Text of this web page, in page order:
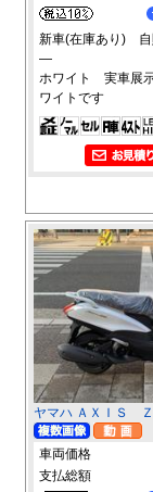
新車(在庫あり) 自
―
ホワイト 実車展
ワイトです
ヤマハ ＡＸＩＳ
車両価格
支払総額